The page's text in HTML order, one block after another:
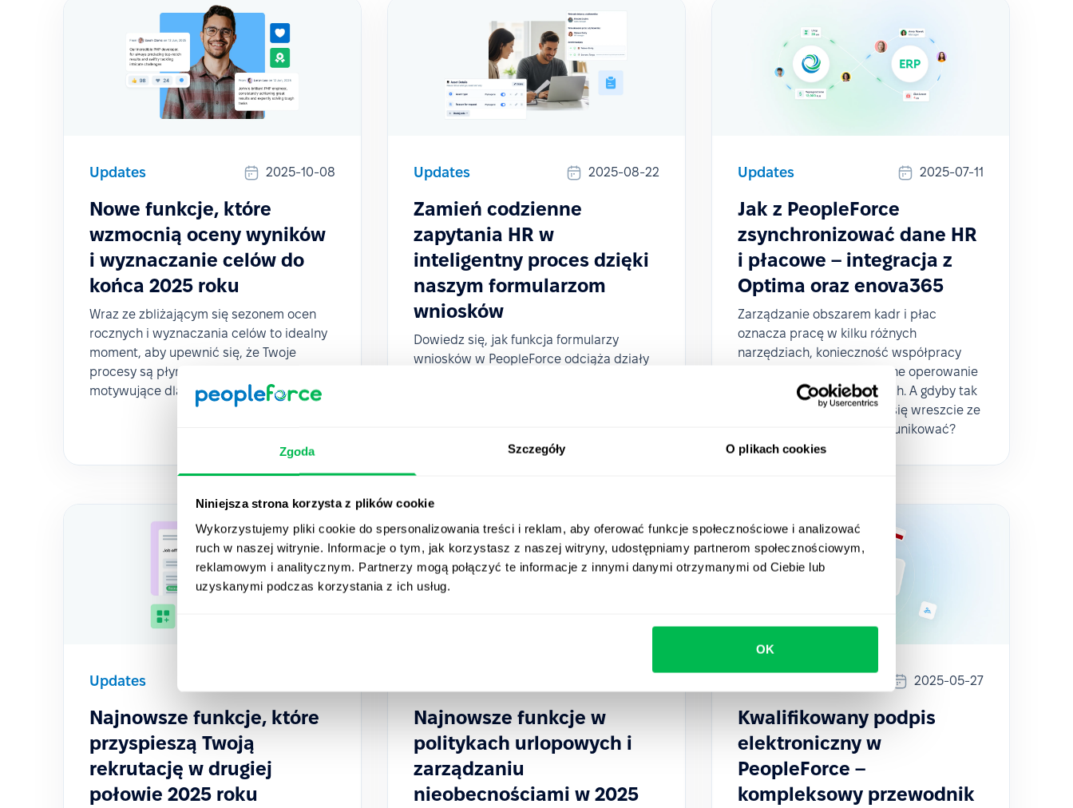
Zgoda Szczegóły O plikach cookies
Niniejsza strona korzysta z plików cookie
Wykorzystujemy pliki cookie do spersonalizowania treści i reklam, aby oferować funkcje społecznościowe i analizować
ruch w naszej witrynie. Informacje o tym, jak korzystasz z naszej witryny, udostępniamy partnerom społecznościowym,
reklamowym i analitycznym. Partnerzy mogą połączyć te informacje z innymi danymi otrzymanymi od Ciebie lub
uzyskanymi podczas korzystania z ich usług.
OK
Updates 2025-10-08
Nowe funkcje, które
wzmocnią oceny wyników
i wyznaczanie celów do
końca 2025 roku
Wraz ze zbliżającym się sezonem ocen
rocznych i wyznaczania celów to idealny
moment, aby upewnić się, że Twoje
procesy są płynne, przejrzyste i
motywujące dla każdego pracownika.
Updates 2025-08-22
Zamień codzienne
zapytania HR w
inteligentny proces dzięki
naszym formularzom
wniosków
Dowiedz się, jak funkcja formularzy
wniosków w PeopleForce odciąża działy
Updates 2025-07-11
Jak z PeopleForce
zsynchronizować dane HR
i płacowe – integracja z
Optima oraz enova365
Zarządzanie obszarem kadr i płac
oznacza pracę w kilku różnych
narzędziach, konieczność współpracy
między działami oraz ręczne operowanie
na arkuszach kalkulacyjnych. A gdyby tak
systemy HRM i ERP mogły się wreszcie ze
sobą bezproblemowo komunikować?
Updates
Najnowsze funkcje, które
przyspieszą Twoją
rekrutację w drugiej
połowie 2025 roku
Najnowsze funkcje w
politykach urlopowych i
zarządzaniu
nieobecnościami w 2025
2025-05-27
Kwalifikowany podpis
elektroniczny w
PeopleForce –
kompleksowy przewodnik